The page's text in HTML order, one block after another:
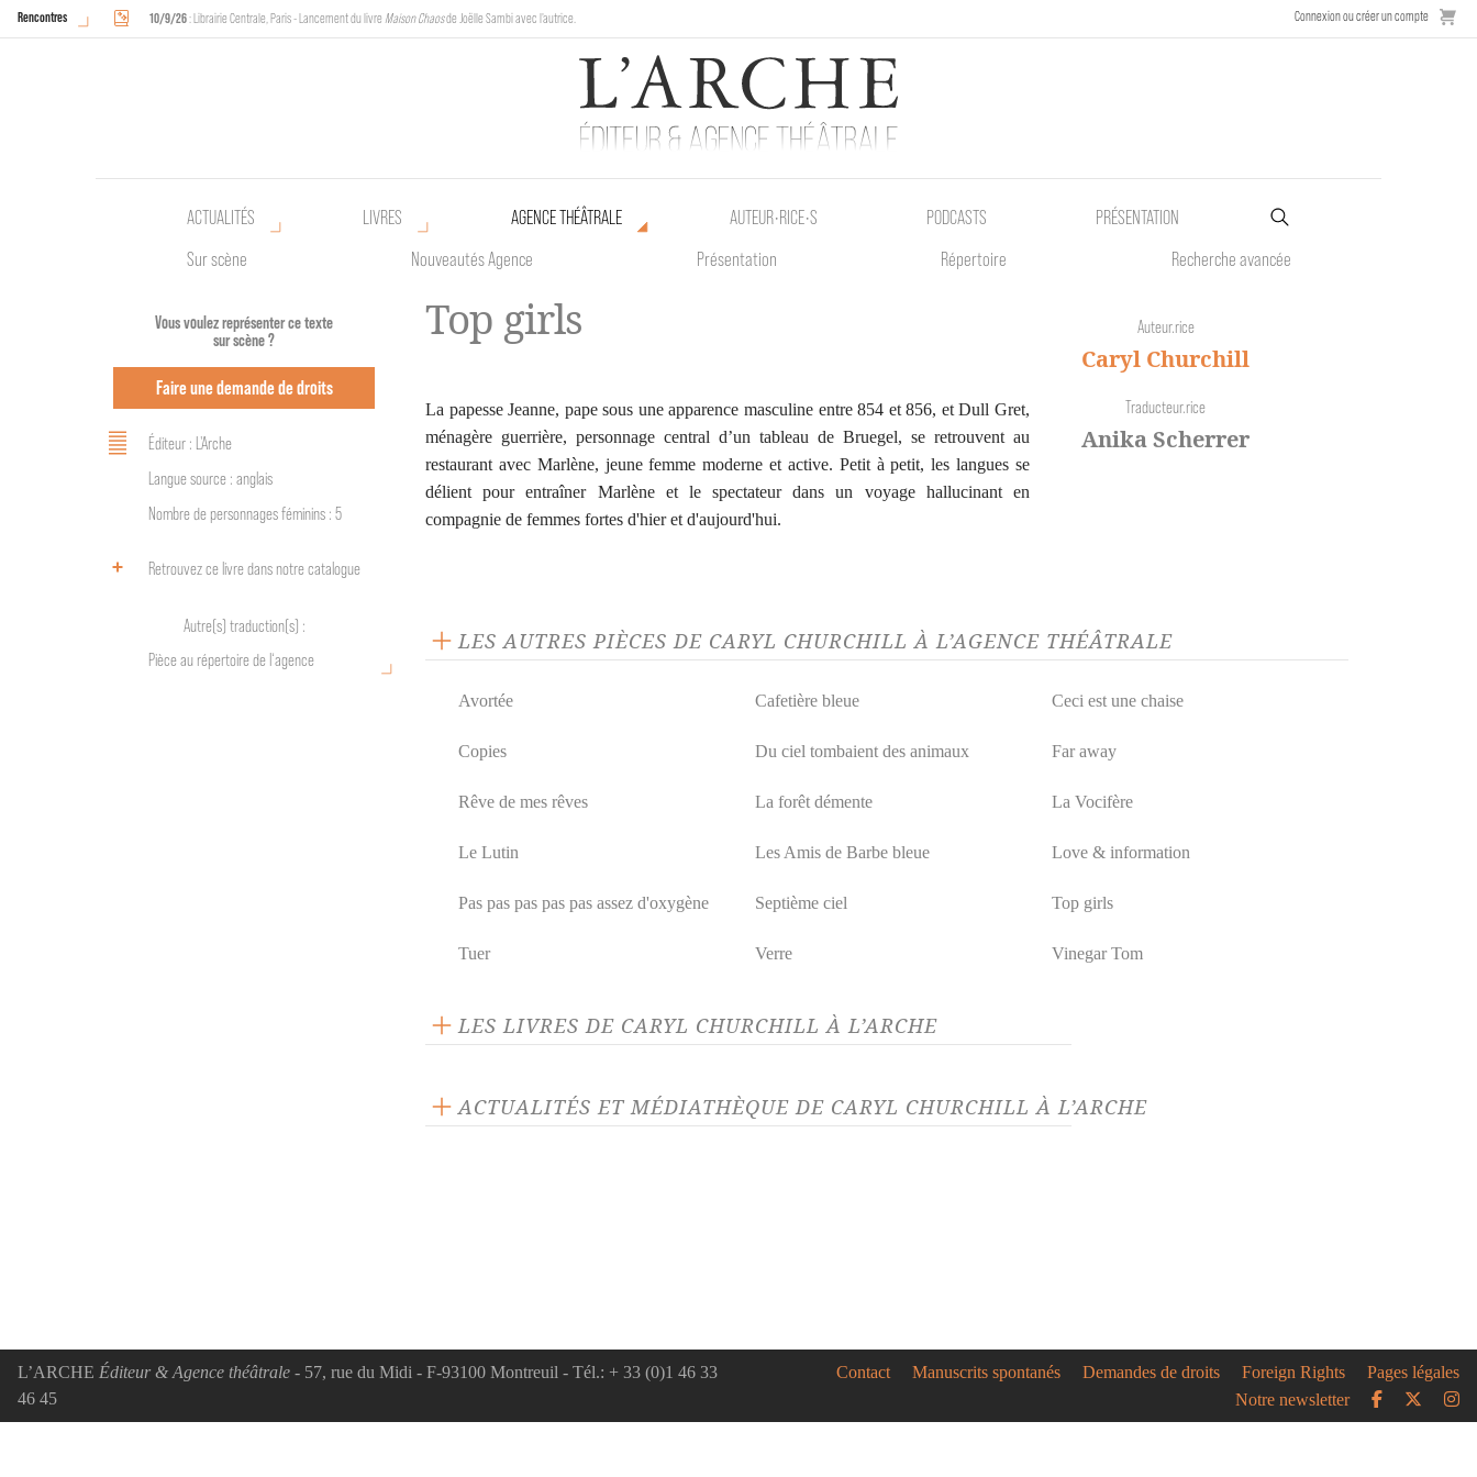
Rencontres 10/9/26: Librairie Centrale, Paris - Lancement du livre Maison Chaosde Joëlle Sambi avec l'autrice.
: Halles de Schaerbeek, Bruxelles - L'Arche sera présente au Poetik Bazar tout le weekend !
Connexion ou créer un compte
ACTUALITÉS LIVRES
AGENCE THÉÂTRALE
Sur scène
Nouveautés Agence Présentation Répertoire Recherche avancée
AUTEUR•RICE•S PODCASTS PRÉSENTATION
Vous voulez représenter ce texte
sur scène ?
Faire une demande de droits
Éditeur : L'Arche
Langue source : anglais
Nombre de personnages féminins : 5
Retrouvez ce livre dans notre catalogue
Autre(s) traduction(s) :
Pièce au répertoire de l‘agence
Top girls
La papesse Jeanne, pape sous une apparence masculine entre 854 et 856, et Dull Gret,
ménagère guerrière, personnage central d’un tableau de Bruegel, se retrouvent au
restaurant avec Marlène, jeune femme moderne et active. Petit à petit, les langues se
délient pour entraîner Marlène et le spectateur dans un voyage hallucinant en
compagnie de femmes fortes d'hier et d'aujourd'hui.
Auteur.rice
Caryl Churchill
Traducteur.rice
Anika Scherrer
LES AUTRES PIÈCES DE CARYL CHURCHILL À L’AGENCE THÉÂTRALE
Avortée Cafetière bleue Ceci est une chaise
Copies Du ciel tombaient des animaux Far away
Rêve de mes rêves La forêt démente La Vocifère
Le Lutin Les Amis de Barbe bleue Love & information
Pas pas pas pas pas assez d'oxygène Septième ciel Top girls
Tuer Verre Vinegar Tom
LES LIVRES DE CARYL CHURCHILL À L’ARCHE
ACTUALITÉS ET MÉDIATHÈQUE DE CARYL CHURCHILL À L’ARCHE
collection...
L’ARCHE Éditeur & Agence théâtrale - 57, rue du Midi - F-93100 Montreuil - Tél.: + 33 (0)1 46 33
46 45
Contact Manuscrits spontanés Demandes de droits Foreign Rights
Pages légales
Notre newsletter